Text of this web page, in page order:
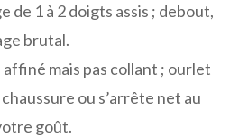
de 1 à 2 doigts assis ; debout,
brutal.
affiné mais pas collant ; ourlet
ou s’arrête net au
goût.